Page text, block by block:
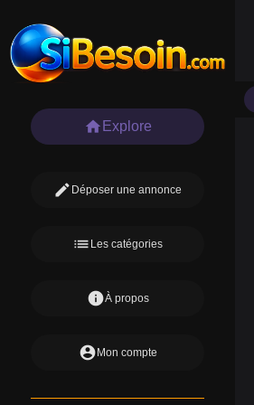
home Explore
edit Déposer une annonce
list Les catégories
infoÀ propos
account_circle Mon compte